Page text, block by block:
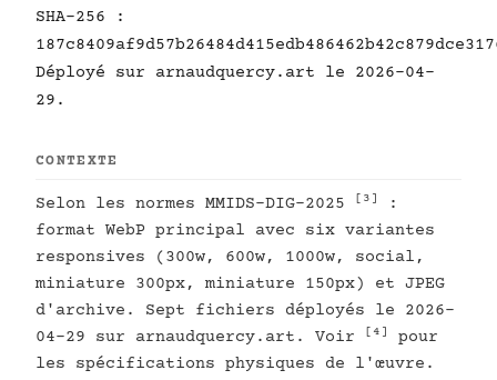
SHA-256 :
Déployé sur arnaudquercy.art le 2026-04-
29.
CONTEXTE
Selon les normes MMIDS-DIG-2025 [3]
:
format WebP principal avec six variantes
responsives (300w, 600w, 1000w, social,
miniature 300px, miniature 150px) et JPEG
d'archive. Sept fichiers déployés le 2026-
04-29 sur arnaudquercy.art. Voir
[4]
pour
les spécifications physiques de l'œuvre.